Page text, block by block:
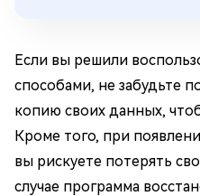
Если вы решили
способами, не забудьте
копию своих данных,
Кроме того, при
вы рискуете потерять
случае программа